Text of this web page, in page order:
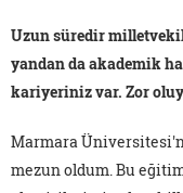
Uzun süredir
yandan da akademik
kariyeriniz var. Zor
Marmara
mezun oldum. Bu